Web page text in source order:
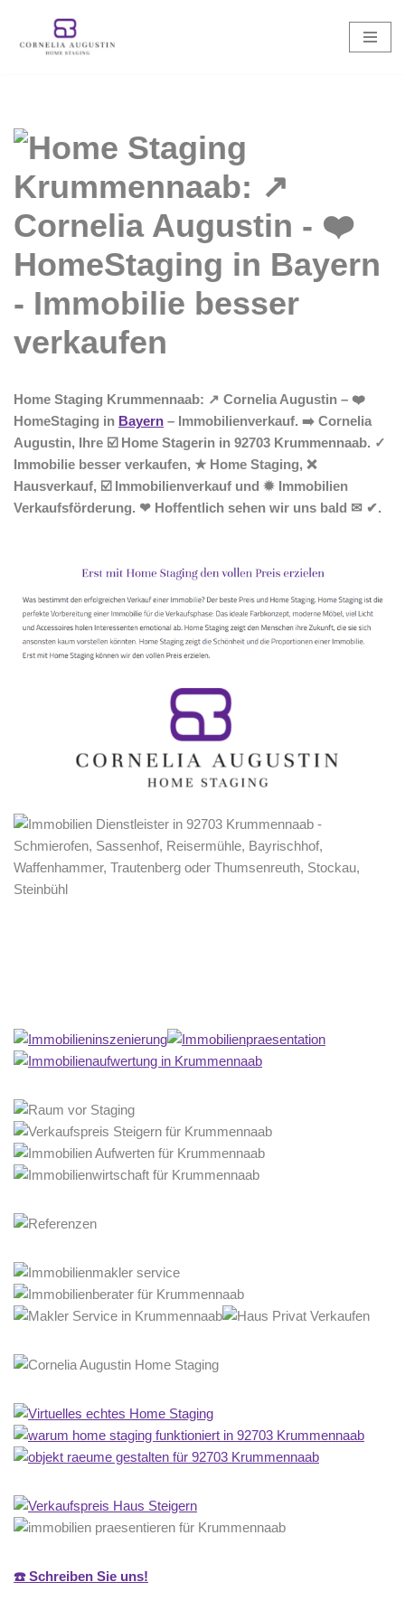
Zum
Home Staging Krummennaab: ↗️ Cornelia Augustin – ❤️
HomeStaging in Bayern – Immobilienverkauf. ➡️ Cornelia
Augustin, Ihre ☑️ Home Stagerin in 92703 Krummennaab. ✓
Immobilie besser verkaufen, ★ Home Staging, ❌
Hausverkauf, ☑️ Immobilienverkauf und ✹ Immobilien
Verkaufsförderung. ❤ Hoffentlich sehen wir uns bald ✉ ✔.
☎️ Schreiben Sie uns!